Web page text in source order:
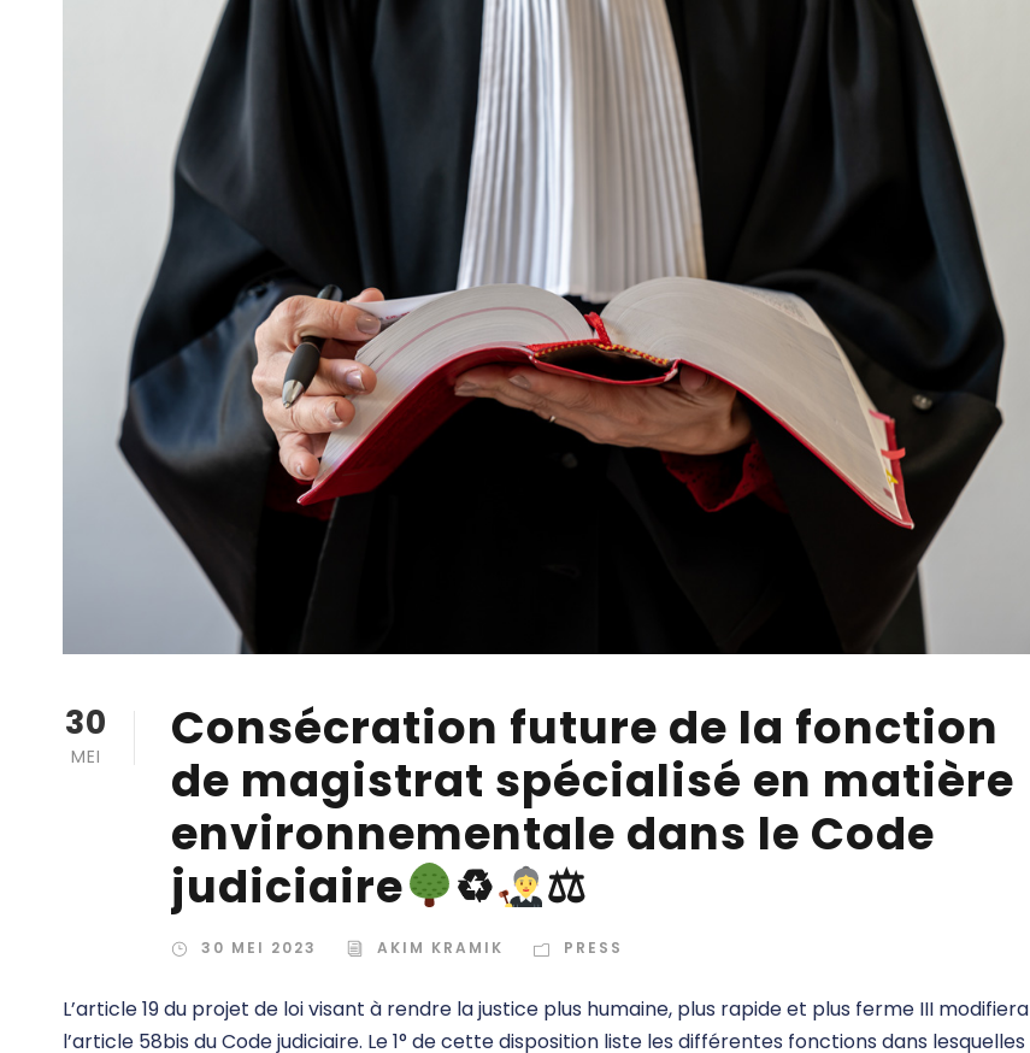
30
MEI
Consécration future de la fonction
de magistrat spécialisé en matière
environnementale dans le Code
judiciaire
♻ ⚖
30 MEI 2023 AKIM KRAMIK PRESS
L’article 19 du projet de loi visant à rendre la justice plus humaine, plus rapide et plus ferme III modifiera
l’article 58bis du Code judiciaire. Le 1° de cette disposition liste les différentes fonctions dans lesquelles